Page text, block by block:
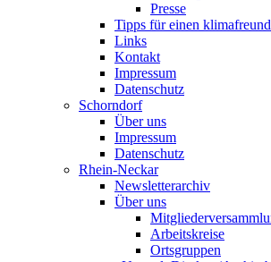
Presse
Tipps für einen
Links
Kontakt
Impressum
Datenschutz
Schorndorf
Über uns
Impressum
Datenschutz
Rhein-Neckar
Newsletterarchiv
Über uns
Arbeitskreise
Ortsgruppen